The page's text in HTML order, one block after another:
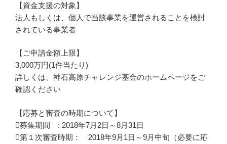
【資金支援の対象】
法人もしくは、個人で当該事業を運営されることを検討
されている事業者
【ご申請金額上限】
3,000万円(1件当たり)
詳しくは、神石高原チャレンジ基金のホームページをご
確認ください
【応募と審査の時期について】
募集期間 : 2018年7月2日～8月31日
第１次審査時期： 2018年9月1日～9月中旬（必要に応